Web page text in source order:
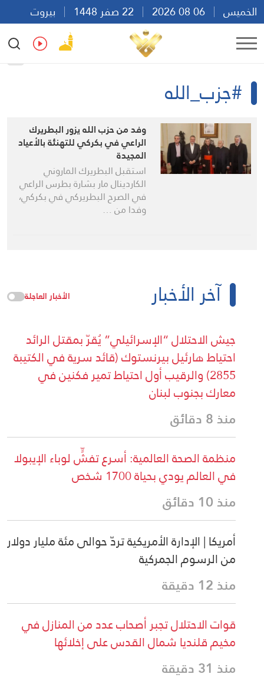
الخميس
بيروت
07:53
Ar
#جزب_الله
وفد من حزب الله يزور البطريرك
الراعي في بكركي للتهنئة بالأعياد
المجيدة
استقبل البطريرك الماروني
الكاردينال مار بشارة بطرس الراعي
في الصرح البطريركي في بكركي،
وفدا من …
آخر الأخبار الأخبار العاجلة
جيش الاحتلال “الإسرائيلي” يُقرّ بمقتل الرائد
احتياط هارئيل بيرنستوك (قائد سرية في الكتيبة
2855) والرقيب أول احتياط تمير فكنين في
معارك بجنوب لبنان
منذ 8 دقائق
منظمة الصحة العالمية: أسرع تفشٍّ لوباء الإيبولا
في العالم يودي بحياة 1700 شخص
منذ 10 دقائق
أمريكا | الإدارة الأمريكية تردّ حوالى مئة مليار دولار
من الرسوم الجمركية
منذ 12 دقيقة
قوات الاحتلال تجبر أصحاب عدد من المنازل في
مخيم قلنديا شمال القدس على إخلائها
منذ 31 دقيقة